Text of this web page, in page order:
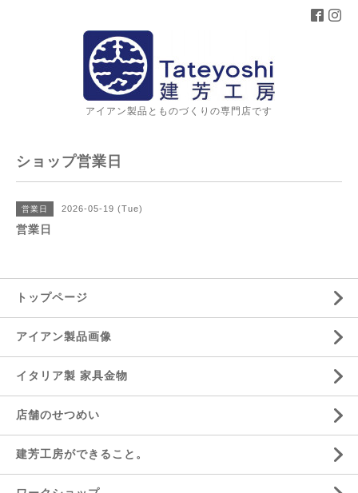
アイアン製品とものづくりの専門店です
ショップ営業日
営業日 2026-05-19 (Tue)
営業日
トップページ
アイアン製品画像
イタリア製 家具金物
店舗のせつめい
建芳工房ができること。